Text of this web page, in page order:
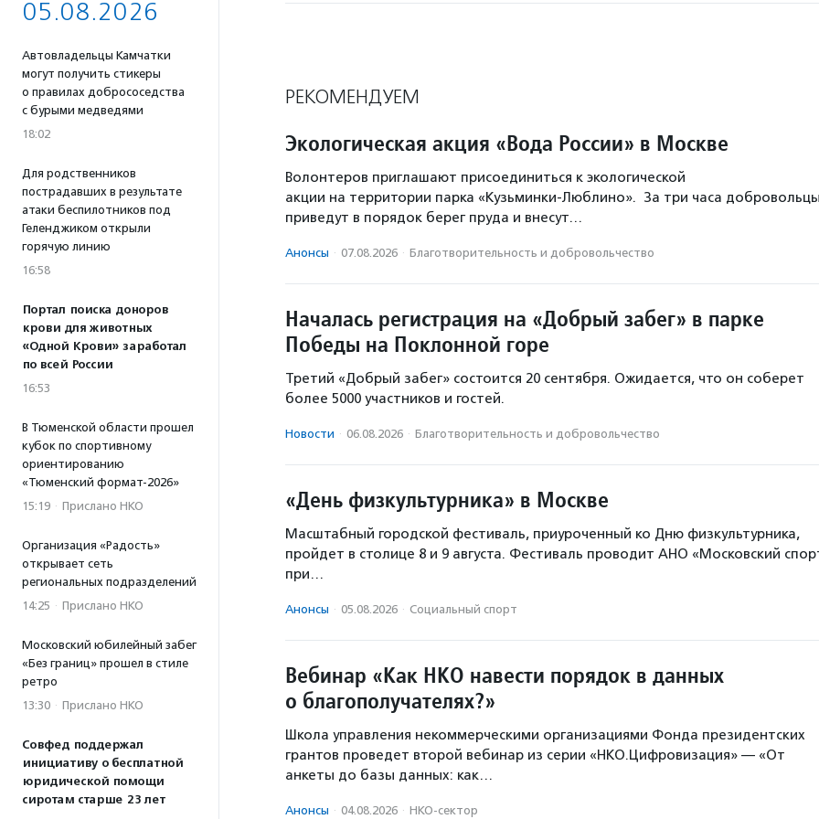
05.08.2026
Автовладельцы Камчатки
могут получить стикеры
о правилах добрососедства
с бурыми медведями
18:02
Для родственников
пострадавших в результате
атаки беспилотников под
Геленджиком открыли
горячую линию
16:58
Портал поиска доноров
крови для животных
«Одной Крови» заработал
по всей России
16:53
В Тюменской области прошел
кубок по спортивному
ориентированию
«Тюменский формат-2026»
15:19 · Прислано НКО
Организация «Радость»
открывает сеть
региональных подразделений
14:25 · Прислано НКО
Московский юбилейный забег
«Без границ» прошел в стиле
ретро
13:30 · Прислано НКО
Совфед поддержал
инициативу о бесплатной
юридической помощи
сиротам старше 23 лет
РЕКОМЕНДУЕМ
Экологическая акция «Вода России» в Москве
Волонтеров приглашают присоединиться к экологической
акции на территории парка «Кузьминки-Люблино». За три часа
приведут в порядок берег пруда и внесут…
Анонсы · 07.08.2026 · Благотвори­тель­ность и доброволь­чест­во
Началась регистрация на «Добрый забег» в парке
Победы на Поклонной горе
Третий «Добрый забег» состоится 20 сентября. Ожидается, что он соберет
более 5000 участников и гостей.
Новости · 06.08.2026 · Благотвори­тель­ность и доброволь­чест­во
«День физкультурника» в Москве
Масштабный городской фестиваль, приуроченный ко Дню физкультурника,
пройдет в столице 8 и 9 августа. Фестиваль проводит АНО «Московский
при…
Анонсы · 05.08.2026 · Социальный спорт
Вебинар «Как НКО навести порядок в данных
о благополучателях?»
Школа управления некоммерческими организациями Фонда президентских
грантов проведет второй вебинар из серии «НКО.Цифровизация» — «От
анкеты до базы данных: как…
Анонсы · 04.08.2026 · НКО-сектор